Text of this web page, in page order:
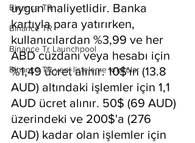
Binance TR
Binance TR
Binance Tr Launchpool
Binance TR yeni listeleme kriptolar
uygun maliyetlidir. Banka
kartıyla para yatırırken,
kullanıcılardan %3,99 ve her
ABD cüzdanı veya hesabı için
%1,49 ücret alınır. 10$'ın (13.8
AUD) altındaki işlemler için 1,1
AUD ücret alınır. 50$ (69 AUD)
üzerindeki ve 200$'a (276
AUD) kadar olan işlemler için